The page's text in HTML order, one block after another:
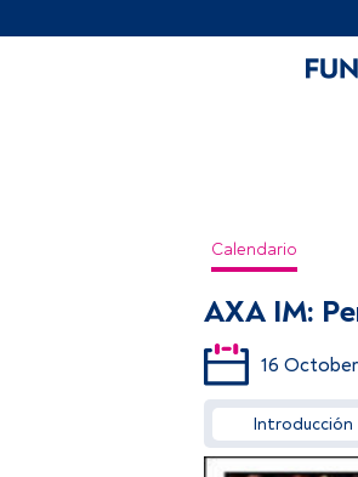
Calendario
AXA IM:
16
Introducción